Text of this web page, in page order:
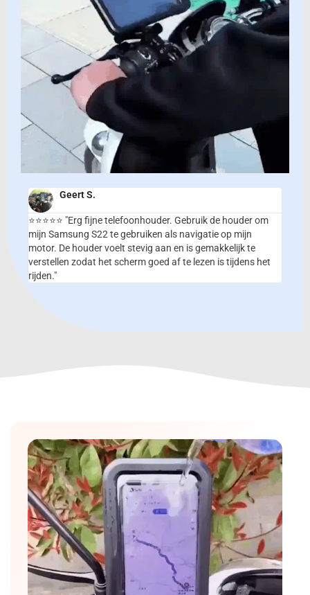
Geert S.
⭐⭐⭐⭐⭐ "Erg fijne telefoonhouder. Gebruik de houder om
mijn Samsung S22 te gebruiken als navigatie op mijn
motor. De houder voelt stevig aan en is gemakkelijk te
verstellen zodat het scherm goed af te lezen is tijdens het
rijden."